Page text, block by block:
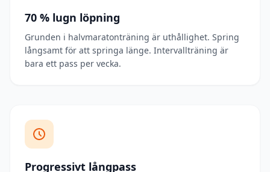
70 % lugn löpning
Grunden i halvmaratonträning är uthållighet. Spring
långsamt för att springa länge. Intervallträning är
bara ett pass per vecka.
Progressivt långpass